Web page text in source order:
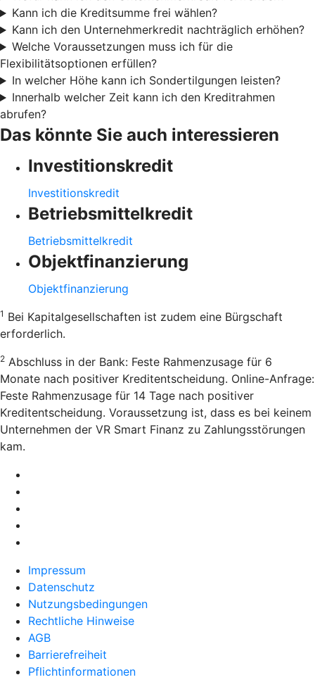
Kann ich die Kreditsumme frei wählen?
Kann ich den Unternehmerkredit nachträglich erhöhen?
Welche Voraussetzungen muss ich für die
Flexibilitätsoptionen erfüllen?
In welcher Höhe kann ich Sondertilgungen leisten?
Innerhalb welcher Zeit kann ich den Kreditrahmen
abrufen?
Das könnte Sie auch interessieren
Investitionskredit
Investitionskredit
Betriebsmittelkredit
Betriebsmittelkredit
Objektfinanzierung
Objektfinanzierung
1 Bei Kapitalgesellschaften ist zudem eine Bürgschaft
erforderlich.
2 Abschluss in der Bank: Feste Rahmenzusage für 6
Monate nach positiver Kreditentscheidung. Online-Anfrage:
Feste Rahmenzusage für 14 Tage nach positiver
Kreditentscheidung. Voraussetzung ist, dass es bei keinem
Unternehmen der VR Smart Finanz zu Zahlungsstörungen
kam.
Impressum
Datenschutz
Nutzungsbedingungen
Rechtliche Hinweise
AGB
Barrierefreiheit
Pflichtinformationen